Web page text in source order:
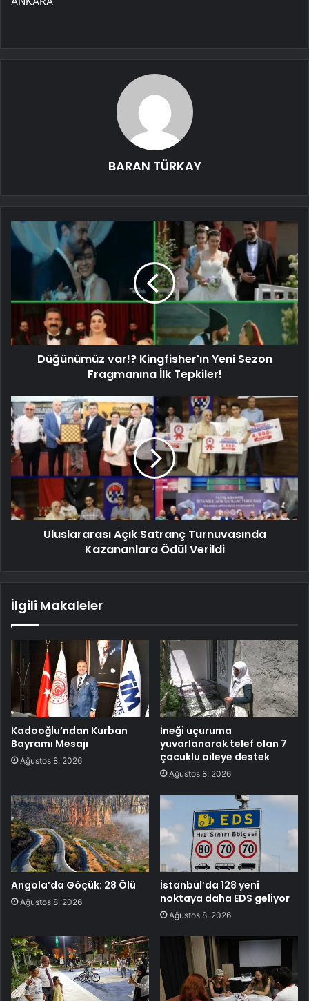
BARAN TÜRKAY
Düğünümüz var!? Kingfisher'ın Yeni Sezon
Fragmanına İlk Tepkiler!
Uluslararası Açık Satranç Turnuvasında
Kazananlara Ödül Verildi
İlgili Makaleler
Kadooğlu’ndan Kurban
Bayramı Mesajı
Ağustos 8, 2026
İneği uçuruma
yuvarlanarak telef olan 7
çocuklu aileye destek
Ağustos 8, 2026
Angola’da Göçük: 28 Ölü
Ağustos 8, 2026
İstanbul’da 128 yeni
noktaya daha EDS geliyor
Ağustos 8, 2026